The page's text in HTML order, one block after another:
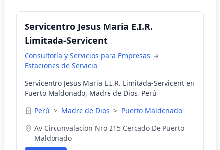
Servicentro Jesus Maria E.I.R.
Limitada-Servicent
Consultoría y Servicios para Empresas
Estaciones de Servicio
Servicentro Jesus Maria E.I.R. Limitada-Servicent en
Puerto Maldonado, Madre de Dios, Perú
Perú > Madre de Dios > Puerto Maldonado
Av Circunvalacion Nro 215 Cercado De Puerto
Maldonado